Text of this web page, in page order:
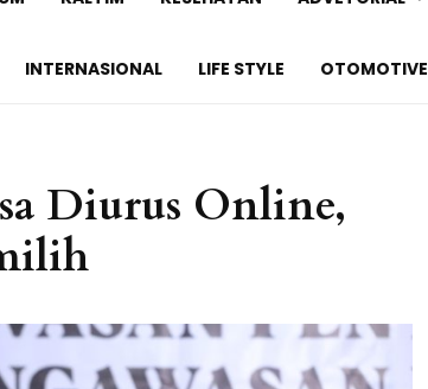
INTERNASIONAL LIFE STYLE OTOMOTIVE
Diurus Online,